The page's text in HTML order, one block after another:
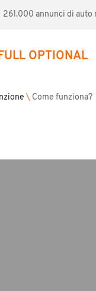
261.000 annunci di auto
OPTIONAL
\ Come funziona?